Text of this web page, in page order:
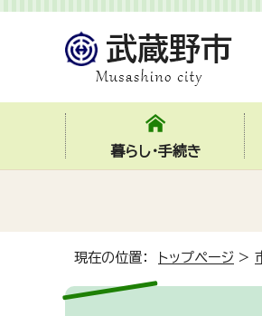
暮らし・手続き
現在の位置： トップページ >